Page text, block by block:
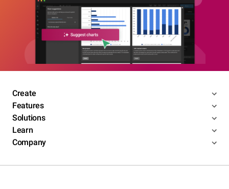
Create
Features
Solutions
Learn
Company